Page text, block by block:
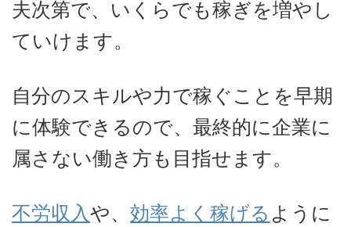
夫次第で、いくらでも稼ぎを増やし
ていけます。
自分のスキルや力で稼ぐことを早期
に体験できるので、最終的に企業に
属さない働き方も目指せます。
不労収入や、 効率よく稼げる ように